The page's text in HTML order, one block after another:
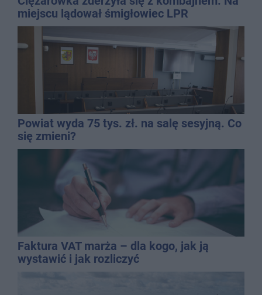
miejscu lądował śmigłowiec LPR
Powiat wyda 75 tys. zł. na salę sesyjną. Co
się zmieni?
Faktura VAT marża – dla kogo, jak ją
wystawić i jak rozliczyć